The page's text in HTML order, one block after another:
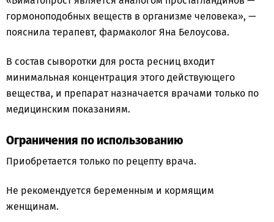
гормоноподобных веществ в организме человека», —
пояснила терапевт, фармаколог Яна Белоусова.
В состав сыворотки для роста ресниц входит
минимальная концентрация этого действующего
вещества, и препарат назначается врачами только по
медицинским показаниям.
Ограничения по использованию
Приобретается только по рецепту врача.
Не рекомендуется беременным и кормящим
женщинам.